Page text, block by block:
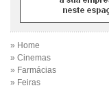
» Home
» Cinemas
» Farmácias
» Feiras